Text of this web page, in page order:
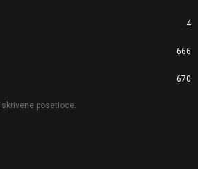
4
666
670
posetioce.